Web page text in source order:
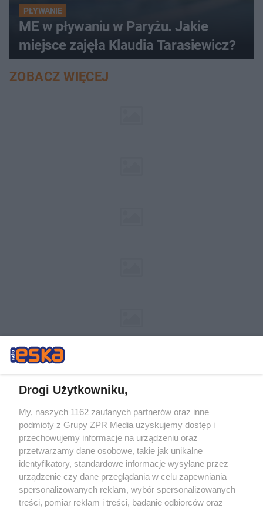
PŁYWANIE
ME w pływaniu w Paryżu. Jakie
miejsce zajęła Klaudia Tarasiewicz?
ZOBACZ WIĘCEJ
Żaden utwór zamieszczony w serwisie nie może być powielany i
rozpowszechniany lub dalej rozpowszechniany w jakikolwiek sposób (w
tym także elektroniczny lub mechaniczny) na jakimkolwiek polu
eksploatacji w jakiejkolwiek formie, włącznie z umieszczaniem w
Internecie bez pisemnej zgody właściciela praw. Jakiekolwiek użycie lub
wykorzystanie utworów w całości lub w części z naruszeniem prawa,
tzn. bez właściwej zgody, jest zabronione pod groźbą kary i może być
ścigane prawnie.
Drogi Użytkowniku,
My, naszych 1162 zaufanych partnerów oraz inne
podmioty z Grupy ZPR Media uzyskujemy dostęp i
przechowujemy informacje na urządzeniu oraz
przetwarzamy dane osobowe, takie jak unikalne
identyfikatory, standardowe informacje wysyłane przez
urządzenie czy dane przeglądania w celu zapewniania
spersonalizowanych reklam, wybór spersonalizowanych
treści, pomiar reklam i treści, badanie odbiorców oraz